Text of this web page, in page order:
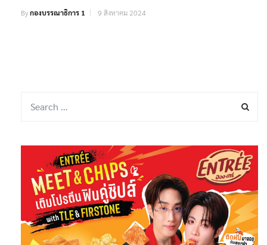
Byกองบรรณาธิการ 1 9 สิงหาคม 2024